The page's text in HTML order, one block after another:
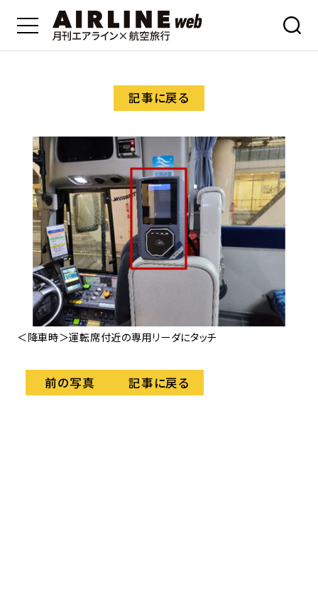
記事に戻る
＜降車時＞運転席付近の専用リーダにタッチ
前の写真 記事に戻る